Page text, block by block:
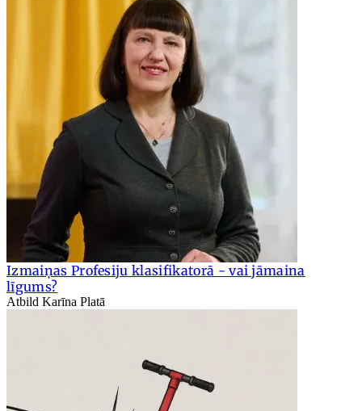
Izmaiņas Profesiju klasifikatorā - vai jāmaina
līgums?
Atbild Karīna Platā